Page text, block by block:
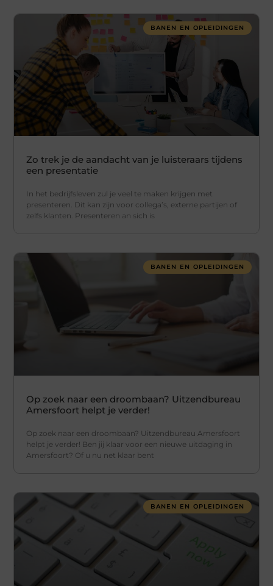
BANEN EN OPLEIDINGEN
Zo trek je de aandacht van je luisteraars tijdens
een presentatie
In het bedrijfsleven zul je veel te maken krijgen met
presenteren. Dit kan zijn voor collega’s, externe partijen of
zelfs klanten. Presenteren an sich is
BANEN EN OPLEIDINGEN
Op zoek naar een droombaan? Uitzendbureau
Amersfoort helpt je verder!
Op zoek naar een droombaan? Uitzendbureau Amersfoort
helpt je verder! Ben jij klaar voor een nieuwe uitdaging in
Amersfoort? Of u nu net klaar bent
BANEN EN OPLEIDINGEN